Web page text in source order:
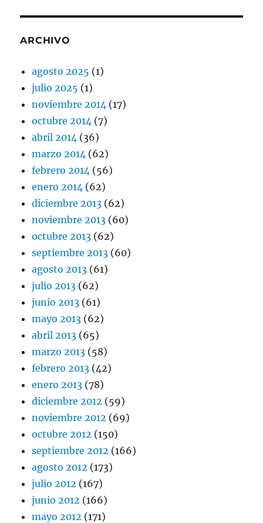
ARCHIVO
agosto 2025 (1)
julio 2025 (1)
noviembre 2014 (17)
octubre 2014 (7)
abril 2014 (36)
marzo 2014 (62)
febrero 2014 (56)
enero 2014 (62)
diciembre 2013 (62)
noviembre 2013 (60)
octubre 2013 (62)
septiembre 2013 (60)
agosto 2013 (61)
julio 2013 (62)
junio 2013 (61)
mayo 2013 (62)
abril 2013 (65)
marzo 2013 (58)
febrero 2013 (42)
enero 2013 (78)
diciembre 2012 (59)
noviembre 2012 (69)
octubre 2012 (150)
septiembre 2012 (166)
agosto 2012 (173)
julio 2012 (167)
junio 2012 (166)
mayo 2012 (171)